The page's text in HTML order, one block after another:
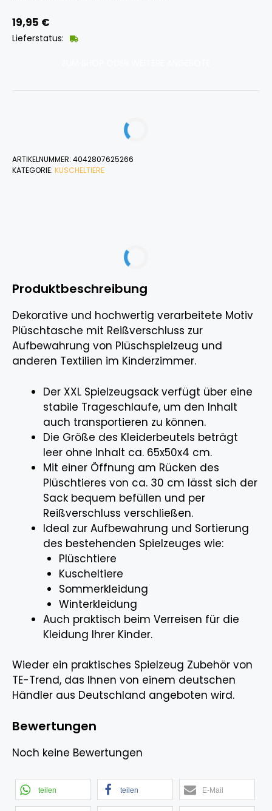
19,95 €
Lieferstatus:
ARTIKELNUMMER: 4042807625266
KATEGORIE: KUSCHELTIERE
Produktbeschreibung
Dekorative und hochwertig verarbeitete Motiv
Plüschtasche mit Reißverschluss zur
Aufbewahrung von Plüschspielzeug und
anderen Textilien im Kinderzimmer.
Der XXL Spielzeugsack verfügt über eine
stabile Trageschlaufe, um den Inhalt
auch transportieren zu können.
Die Größe des Kleiderbeutels beträgt
leer ohne Inhalt ca. 65x50x4 cm.
Mit einer Öffnung am Rücken des
Plüschtieres von ca. 30 cm lässt sich der
Sack bequem befüllen und per
Reißverschluss verschließen.
Ideal zur Aufbewahrung und Sortierung
des bestehenden Spielzeuges wie:
Plüschtiere
Kuscheltiere
Sommerkleidung
Winterkleidung
Auch praktisch beim Verreisen für die
Kleidung Ihrer Kinder.
Wieder ein praktisches Spielzeug Zubehör von
TE-Trend, das Ihnen von einem deutschen
Händler aus Deutschland angeboten wird.
Bewertungen
Noch keine Bewertungen
teilen teilen E-Mail